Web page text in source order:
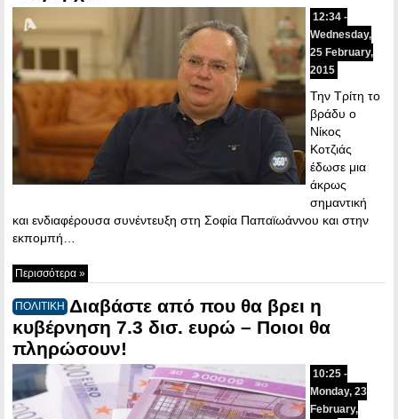
12:34 -
Wednesday,
25 February,
2015
Την Τρίτη το
βράδυ ο
Νίκος
Κοτζιάς
έδωσε μια
άκρως
σημαντική
και ενδιαφέρουσα συνέντευξη στη Σοφία Παπαϊωάννου και στην
εκπομπή…
Περισσότερα »
ΠΟΛΙΤΙΚΗ Διαβάστε από που θα βρει η
κυβέρνηση 7.3 δισ. ευρώ – Ποιοι θα
πληρώσουν!
10:25 -
Monday, 23
February,